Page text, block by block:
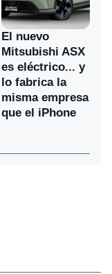
El nuevo
Mitsubishi ASX
es eléctrico... y
lo fabrica la
misma empresa
que el iPhone